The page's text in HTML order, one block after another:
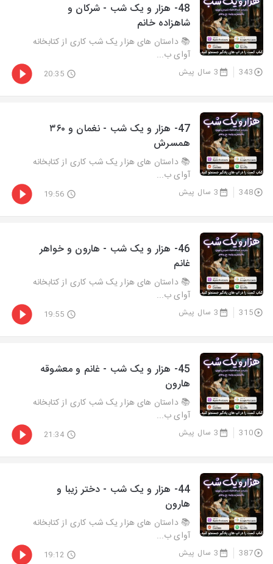
48- هزار و يک شب - شرکان و
شاهزاده خانم
📚 داستان های هزار یک شب کاری از کتابخانه
آوای ب...
343 3 سال پیش 20:35
47- هزار و يک شب - نغمان و ۳۶۰
همسرش
📚 داستان های هزار یک شب کاری از کتابخانه
آوای ب...
348 3 سال پیش 19:56
46- هزار و يک شب - هارون و خواهر
غانم
📚 داستان های هزار یک شب کاری از کتابخانه
آوای ب...
315 3 سال پیش 19:55
45- هزار و يک شب - غانم و معشوقه
هارون
📚 داستان های هزار یک شب کاری از کتابخانه
آوای ب...
310 3 سال پیش 21:34
44- هزار و يک شب - دختر زیبا و
هارون
📚 داستان های هزار یک شب کاری از کتابخانه
آوای ب...
387 3 سال پیش 19:12